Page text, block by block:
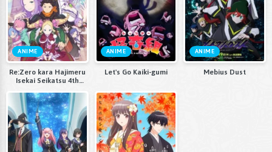
ANIME
Re:Zero kara Hajimeru
Isekai Seikatsu 4th
ANIME
Let's Go Kaiki-gumi
ANIME
Mebius Dust